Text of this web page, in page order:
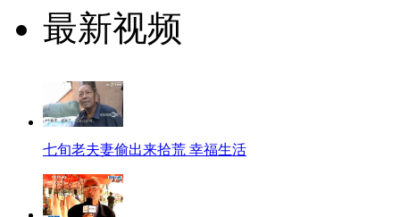
最新视频
七旬老夫妻偷出来拾荒 幸福生活